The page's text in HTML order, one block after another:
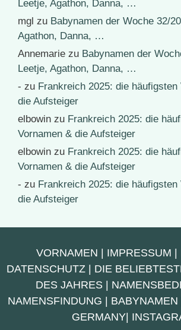
Leetje, Agathon, Danna, …
mgl zu Babynamen der Woche 32/
Agathon, Danna, …
Annemarie zu Babynamen der
Leetje, Agathon, Danna, …
- zu Frankreich 2025: die häufigsten
die Aufsteiger
elbowin zu Frankreich 2025: die
Vornamen & die Aufsteiger
elbowin zu Frankreich 2025: die
Vornamen & die Aufsteiger
- zu Frankreich 2025: die häufigsten
die Aufsteiger
VORNAMEN IMPRESSUM
DATENSCHUTZ
DIE
DES JAHRES
NAMENSFINDUNG
BABYNAMEN
GERMANY|